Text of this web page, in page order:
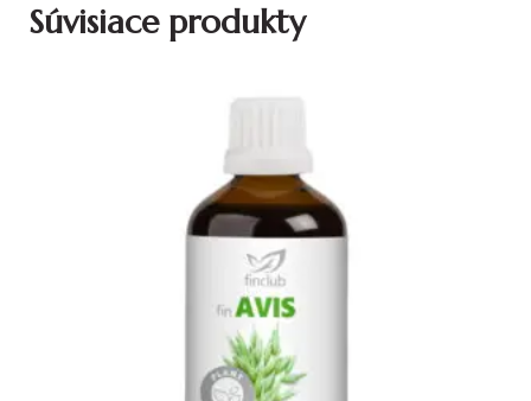
Súvisiace produkty